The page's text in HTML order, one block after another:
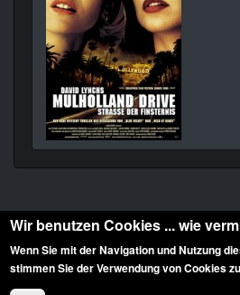
Diese Website ist urheberrechtlich geschützt: ©
Rechte vorbehalten.
Wir benutzen Cookies ... wie
Wenn Sie mit der Navigation und Nutzung
stimmen Sie der Verwendung von Cookies